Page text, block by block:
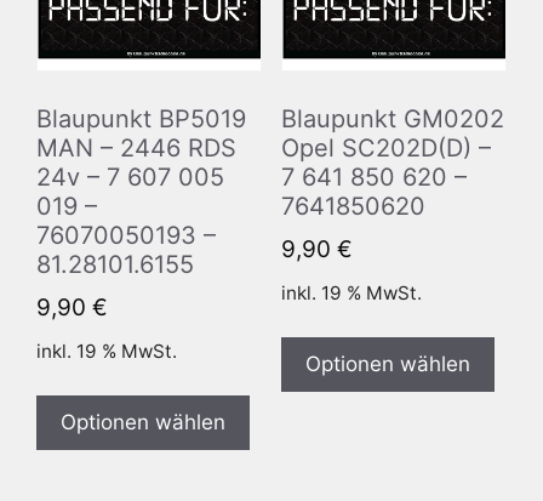
Blaupunkt BP5019
MAN – 2446 RDS
24v – 7 607 005
019 –
76070050193 –
81.28101.6155
9,90 €
inkl. 19 % MwSt.
Optionen wählen
Blaupunkt GM0202
Opel SC202D(D) –
7 641 850 620 –
7641850620
9,90 €
inkl. 19 % MwSt.
Optionen wählen